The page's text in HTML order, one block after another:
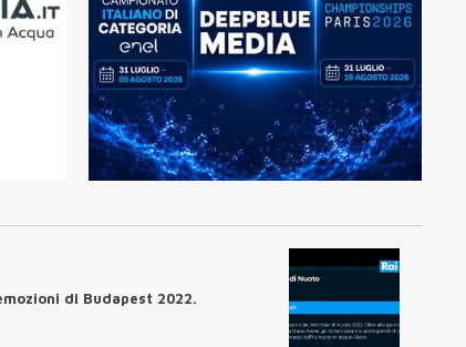
di Budapest 2022.